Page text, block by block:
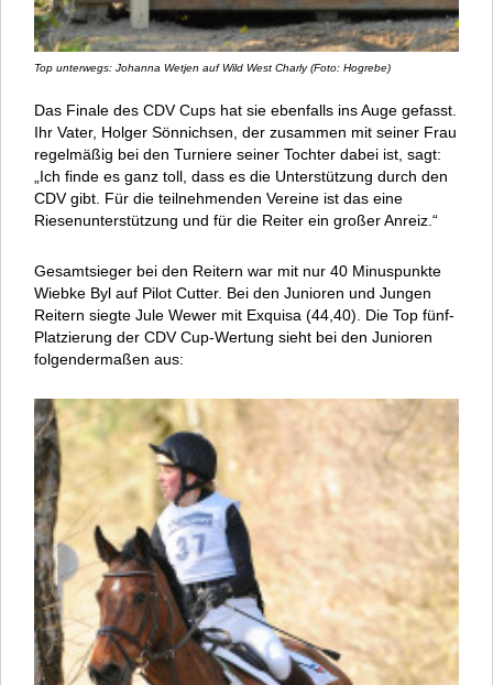
Top unterwegs: Johanna Wetjen auf Wild West Charly (Foto: Hogrebe)
Das Finale des CDV Cups hat sie ebenfalls ins Auge gefasst.
Ihr Vater, Holger Sönnichsen, der zusammen mit seiner Frau
regelmäßig bei den Turniere seiner Tochter dabei ist, sagt:
„Ich finde es ganz toll, dass es die Unterstützung durch den
CDV gibt. Für die teilnehmenden Vereine ist das eine
Riesenunterstützung und für die Reiter ein großer Anreiz.“
Gesamtsieger bei den Reitern war mit nur 40 Minuspunkte
Wiebke Byl auf Pilot Cutter. Bei den Junioren und Jungen
Reitern siegte Jule Wewer mit Exquisa (44,40). Die Top fünf-
Platzierung der CDV Cup-Wertung sieht bei den Junioren
folgendermaßen aus: